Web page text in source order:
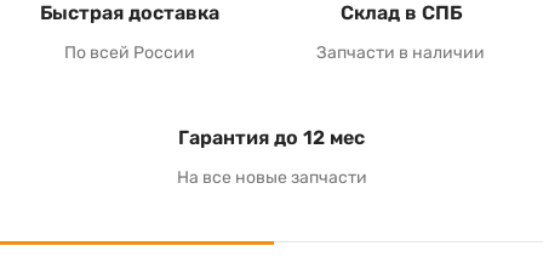
Быстрая доставка
По всей России
Склад в СПБ
Запчасти в наличии
Гарантия до 12 мес
На все новые запчасти